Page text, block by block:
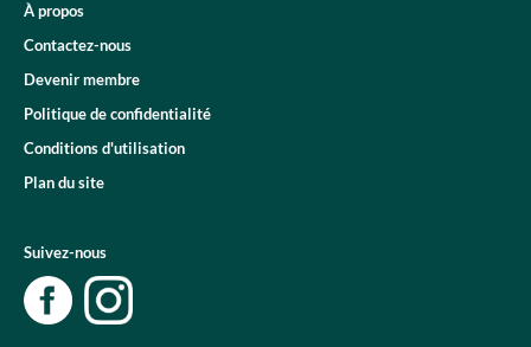
À propos
Contactez-nous
Devenir membre
Politique de confidentialité
Conditions d'utilisation
Plan du site
Suivez-nous